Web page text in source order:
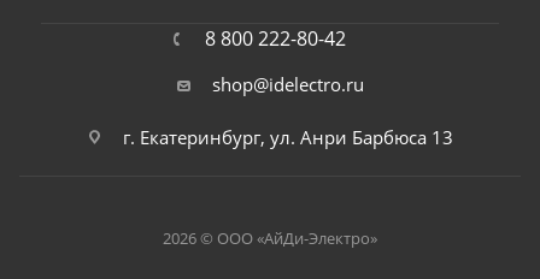
8 800 222-80-42
shop@idelectro.ru
г. Екатеринбург, ул. Анри Барбюса 13
2026 © ООО «АйДи-Электро»